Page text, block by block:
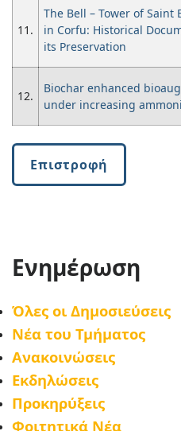
11.
The Bell – Tower of Saint
in Corfu: Historical
its Preservation
12.
Biochar enhanced
under increasing
Επιστροφή
Ενημέρωση
Όλες οι Δημοσιεύσεις
Νέα του Τμήματος
Ανακοινώσεις
Εκδηλώσεις
Προκηρύξεις
Φοιτητικά Νέα